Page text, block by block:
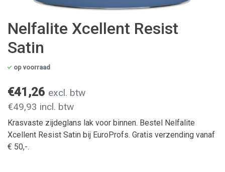
Nelfalite Xcellent Resist
Satin
op voorraad
€41,26 excl. btw
€49,93 incl. btw
Krasvaste zijdeglans lak voor binnen. Bestel Nelfalite
Xcellent Resist Satin bij EuroProfs. Gratis verzending vanaf
€ 50,-.